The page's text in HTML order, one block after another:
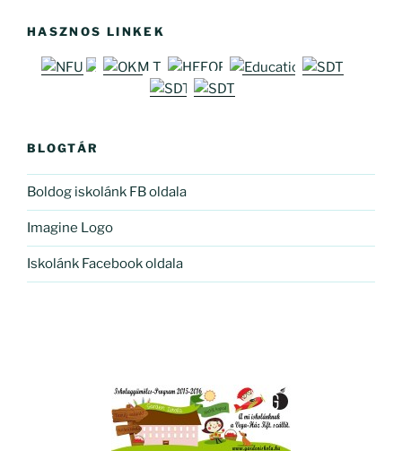
HASZNOS LINKEK
BLOGTÁR
Boldog iskolánk FB oldala
Imagine Logo
Iskolánk Facebook oldala